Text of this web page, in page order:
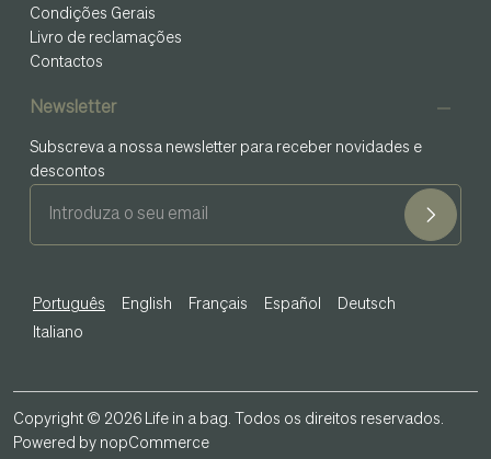
Condições Gerais
Livro de reclamações
Contactos
Newsletter
Subscreva a nossa newsletter para receber novidades e
descontos
Português English Français Español
Deutsch
Italiano
Copyright © 2026 Life in a bag. Todos os direitos reservados.
Powered by nopCommerce